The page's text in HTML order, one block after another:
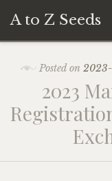
A to Z Seeds
content
HomePosted on
2023